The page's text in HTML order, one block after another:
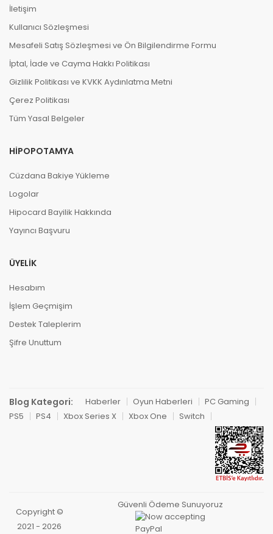
İletişim
Kullanıcı Sözleşmesi
Mesafeli Satış Sözleşmesi ve Ön Bilgilendirme Formu
İptal, İade ve Cayma Hakkı Politikası
Gizlilik Politikası ve KVKK Aydınlatma Metni
Çerez Politikası
Tüm Yasal Belgeler
HIPOPOTAMYA
Cüzdana Bakiye Yükleme
Logolar
Hipocard Bayilik Hakkında
Yayıncı Başvuru
ÜYELIK
Hesabım
İşlem Geçmişim
Destek Taleplerim
Şifre Unuttum
Blog Kategori: Haberler Oyun Haberleri
PC Gaming
PS5
PS4 Xbox Series X Xbox One Switch
Copyright ©
2021 - 2026
Güvenli Ödeme Sunuyoruz